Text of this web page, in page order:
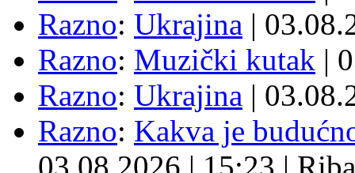
Razno: Ukrajina |
Razno: Muzički kutak |
Razno: Ukrajina |
Razno: Kakva je